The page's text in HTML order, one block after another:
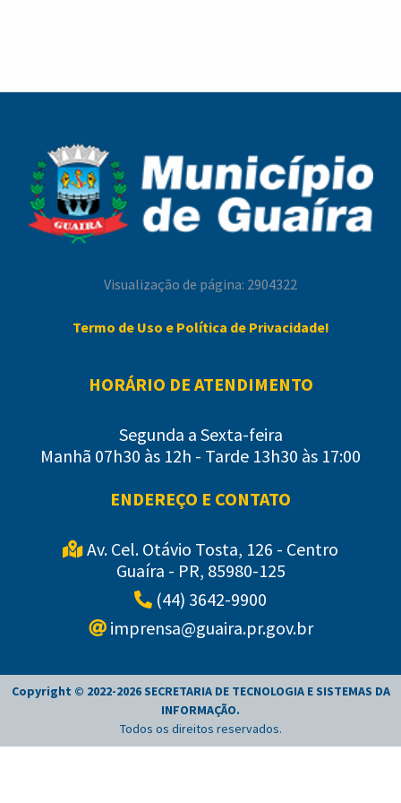
Visualização de página: 2904322
Termo de Uso e Política de Privacidade!
HORÁRIO DE ATENDIMENTO
Segunda a Sexta-feira
Manhã 07h30 às 12h - Tarde 13h30 às 17:00
ENDEREÇO E CONTATO
Av. Cel. Otávio Tosta, 126 - Centro
Guaíra - PR, 85980-125
(44) 3642-9900
imprensa@guaira.pr.gov.br
Copyright © 2022-2026SECRETARIA DE TECNOLOGIA E SISTEMAS DA
INFORMAÇÃO.
Todos os direitos reservados.